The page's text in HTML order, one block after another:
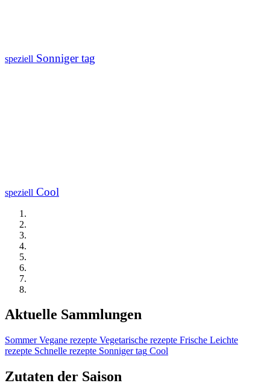
speziell Sonniger tag
speziell Cool
Aktuelle Sammlungen
Sommer Vegane rezepte Vegetarische rezepte Frische Leichte
rezepte Schnelle rezepte Sonniger tag Cool
Zutaten der Saison